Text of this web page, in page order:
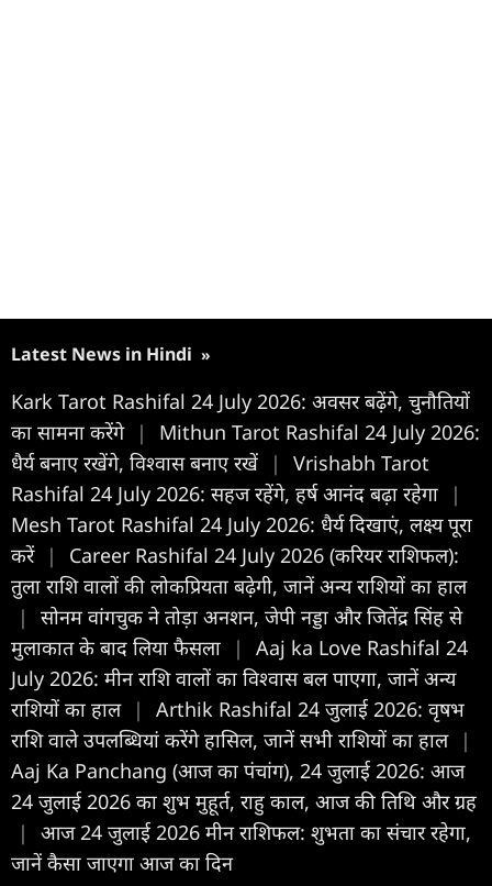
Latest News in Hindi »
Kark Tarot Rashifal 24 July 2026: अवसर बढ़ेंगे, चुनौतियों
का सामना करेंगे |
Mithun Tarot Rashifal 24 July 2026:
धैर्य बनाए रखेंगे, विश्वास बनाए रखें
|
Vrishabh Tarot
Rashifal 24 July 2026: सहज रहेंगे, हर्ष आनंद बढ़ा रहेगा
|
Mesh Tarot Rashifal 24 July 2026: धैर्य दिखाएं, लक्ष्य पूरा
करें |
Career Rashifal 24 July 2026 (करियर राशिफल):
तुला राशि वालों की लोकप्रियता बढ़ेगी, जानें अन्य राशियों का हाल
|
सोनम वांगचुक ने तोड़ा अनशन, जेपी नड्डा और जितेंद्र सिंह से
मुलाकात के बाद लिया फैसला
|
Aaj ka Love Rashifal 24
July 2026: मीन राशि वालों का विश्वास बल पाएगा, जानें अन्य
राशियों का हाल |
Arthik Rashifal 24 जुलाई 2026: वृषभ
राशि वाले उपलब्धियां करेंगे हासिल, जानें सभी राशियों का हाल |
Aaj Ka Panchang (आज का पंचांग), 24 जुलाई 2026: आज
24 जुलाई 2026 का शुभ मुहूर्त, राहु काल, आज की तिथि और ग्रह
|
आज 24 जुलाई 2026 मीन राशिफल: शुभता का संचार रहेगा,
जानें कैसा जाएगा आज का दिन